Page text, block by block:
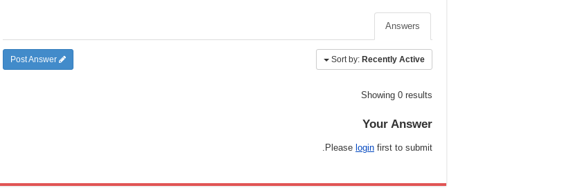
Answers
Sort by: Recently Active
Showing 0 results
Your Answer
Please login first to submit.